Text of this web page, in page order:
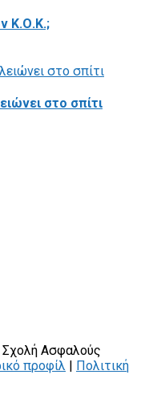
Κ.Ο.Κ.;
στο σπίτι
Ασφαλούς
προφίλ | Πολιτική